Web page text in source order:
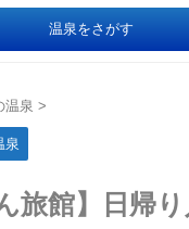
温泉をさがす
温泉 >
泉
旅館】日帰